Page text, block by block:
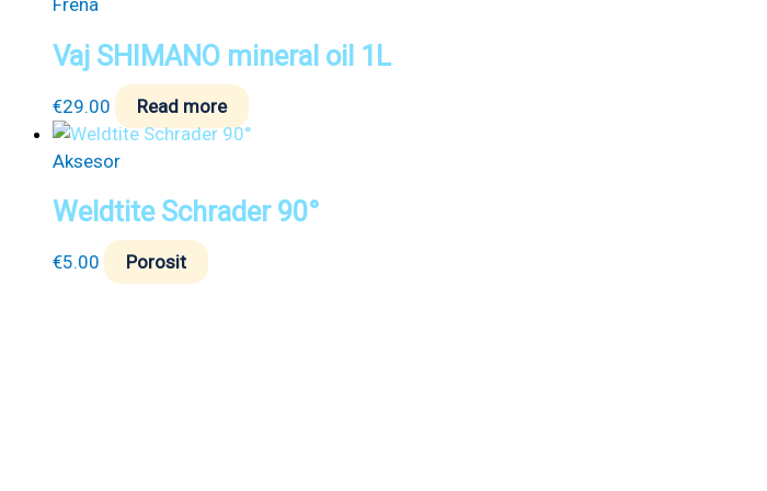
Frena
Vaj SHIMANO mineral oil 1L
€29.00 Read more
Aksesor
Weldtite Schrader 90°
€5.00 Porosit